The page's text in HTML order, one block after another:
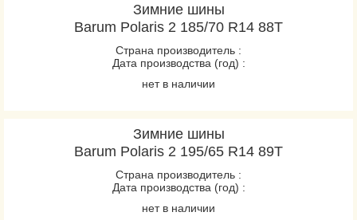
Зимние шины
Barum Polaris 2 185/70 R14 88T
Страна производитель :
Дата производства (год) :
нет в наличии
Зимние шины
Barum Polaris 2 195/65 R14 89T
Страна производитель :
Дата производства (год) :
нет в наличии